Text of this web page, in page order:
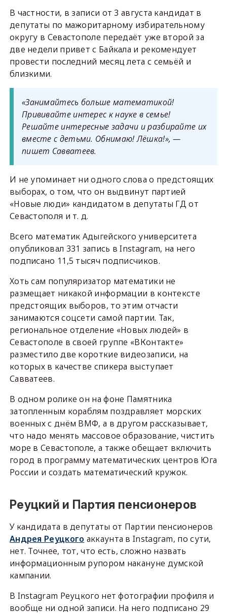
В частности, в записи от 3 августа кандидат в
депутаты по мажоритарному избирательному
округу в Севастополе передаёт уже второй за
две недели привет с Байкала и рекомендует
провести последний месяц лета с семьёй и
близкими.
«Занимайтесь больше математикой!
Прививайте интерес к науке в семье!
Решайте интересные задачи и разбирайте их
вместе с детьми. Обнимаю! Лёшка!», —
пишет Савватеев.
И не упоминает ни одного слова о предстоящих
выборах, о том, что он выдвинут партией
«Новые люди» кандидатом в депутаты ГД от
Севастополя и т. д.
Всего математик Адыгейского университета
опубликовал 331 запись в Instagram, на него
подписано 11,5 тысяч подписчиков.
Хоть сам популяризатор математики не
размещает никакой информации в контексте
предстоящих выборов, то этим отчасти
занимаются соцсети самой партии. Так,
региональное отделение «Новых людей» в
Севастополе в своей группе «ВКонтакте»
разместило две короткие видеозаписи, на
которых в качестве спикера выступает
Савватеев.
В одном ролике он на фоне Памятника
затопленным кораблям поздравляет морских
военных с днём ВМФ, а в другом рассказывает,
что надо менять массовое образование, чистить
море в Севастополе, а также обещает включить
город в программу математических центров Юга
России и создать математический кружок.
Реуцкий и Партия пенсионеров
У кандидата в депутаты от Партии пенсионеров
Андрея Реуцкого аккаунта в Instagram, по сути,
нет. Точнее, тот, что есть, сложно назвать
информационным рупором накануне думской
кампании.
В Instagram Реуцкого нет фотографии профиля и
вообще ни одной записи. На него подписано 29